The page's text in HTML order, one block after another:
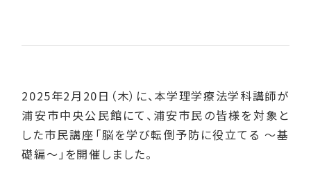
2025年2月20日（木）に、本学理学療法学科講師が
浦安市中央公民館にて、浦安市民の皆様を対象と
した市民講座「脳を学び転倒予防に役立てる ～基
礎編～」を開催しました。